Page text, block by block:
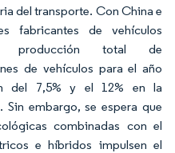
del transporte. Con China e
fabricantes de vehículos
producción total de
de vehículos para el año
del 7,5% y el 12% en la
embargo, se espera que
combinadas con el
e híbridos impulsen el